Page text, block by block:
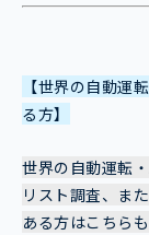
【世界の自動運
る方】
世界の自動運転
リスト調査、ま
ある方はこちらも